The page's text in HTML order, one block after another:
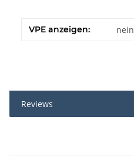
VPE anzeigen: nein
Reviews